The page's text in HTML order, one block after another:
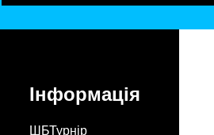
Інформація
ШБТурнір